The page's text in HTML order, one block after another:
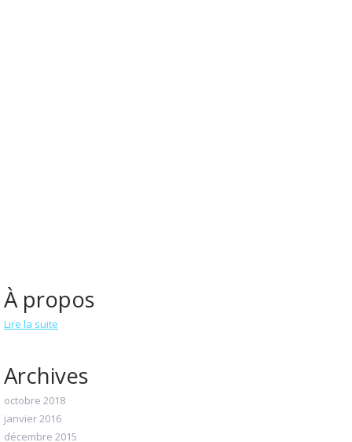
À propos
Lire la suite
Archives
octobre 2018
janvier 2016
décembre 2015